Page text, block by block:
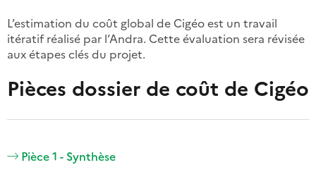
L’estimation du coût global de Cigéo est un travail
itératif réalisé par l’Andra. Cette évaluation sera révisée
aux étapes clés du projet.
Pièces dossier de coût de Cigéo
Pièce 1 - Synthèse